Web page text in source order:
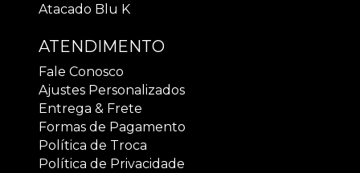
Atacado Blu K
ATENDIMENTO
Fale Conosco
Ajustes Personalizados
Entrega & Frete
Formas de Pagamento
Política de Troca
Política de Privacidade